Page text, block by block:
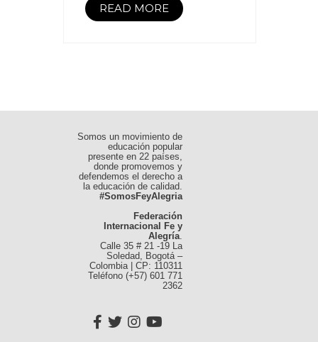
READ MORE
Somos un movimiento de
educación popular
presente en 22 países,
donde promovemos y
defendemos el derecho a
la educación de calidad.
#SomosFeyAlegria
Federación
Internacional Fe y
Alegría.
Calle 35 # 21 -19 La
Soledad, Bogotá –
Colombia | CP: 110311
Teléfono (+57) 601 771
2362